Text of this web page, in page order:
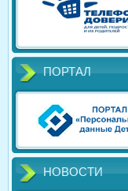
ПОРТАЛ
НОВОСТИ